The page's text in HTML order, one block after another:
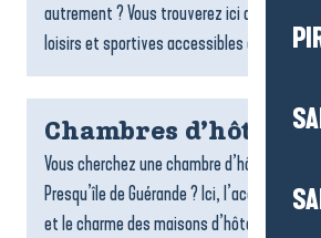
autrement ? Vous trouverez ici de
loisirs et sportives accessibles aux
Chambres d’hôtes
Vous cherchez une chambre d’hôtes sur la
Presqu’île de Guérande ? Ici, l’accueil
et le charme des maisons d’hôtes font